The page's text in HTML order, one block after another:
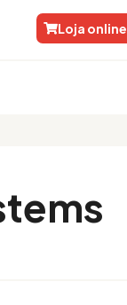
Loja online